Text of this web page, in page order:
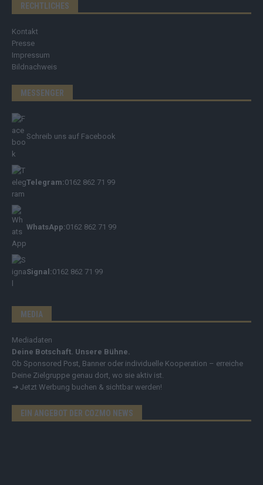
RECHTLICHES
Kontakt
Presse
Impressum
Bildnachweis
MESSENGER
Schreib uns auf Facebook
Telegram:0162 862 71 99
WhatsApp:0162 862 71 99
Signal:0162 862 71 99
MEDIA
Mediadaten
Deine Botschaft. Unsere Bühne.
Ob Sponsored Post, Banner oder individuelle Kooperation – erreiche
Deine Zielgruppe genau dort, wo sie aktiv ist.
➔ Jetzt Werbung buchen & sichtbar werden!
EIN ANGEBOT DER COZMO NEWS